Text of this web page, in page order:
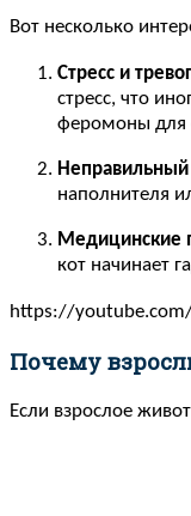
Вот несколько
Стресс и
стресс, что
феромоны для
Неправильный
наполнителя
Медицинские
кот начинает
https://youtube.com/
Почему
Если взрослое